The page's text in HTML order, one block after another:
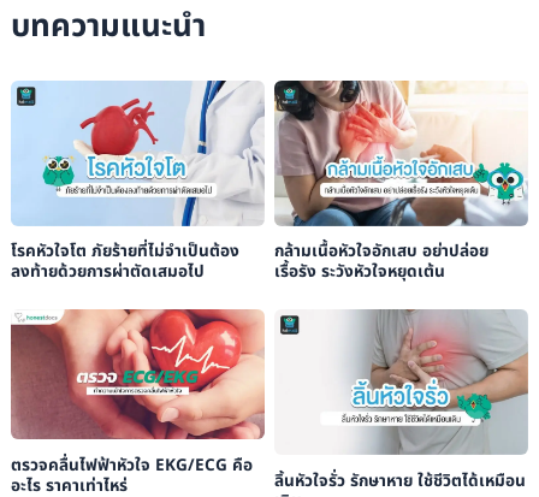
บทความแนะนำ
โรคหัวใจโต ภัยร้ายที่ไม่จำเป็นต้อง
ลงท้ายด้วยการผ่าตัดเสมอไป
กล้ามเนื้อหัวใจอักเสบ อย่าปล่อย
เรื้อรัง ระวังหัวใจหยุดเต้น
ตรวจคลื่นไฟฟ้าหัวใจ EKG/ECG คือ
อะไร ราคาเท่าไหร่
ลิ้นหัวใจรั่ว รักษาหาย ใช้ชีวิตได้เหมือน